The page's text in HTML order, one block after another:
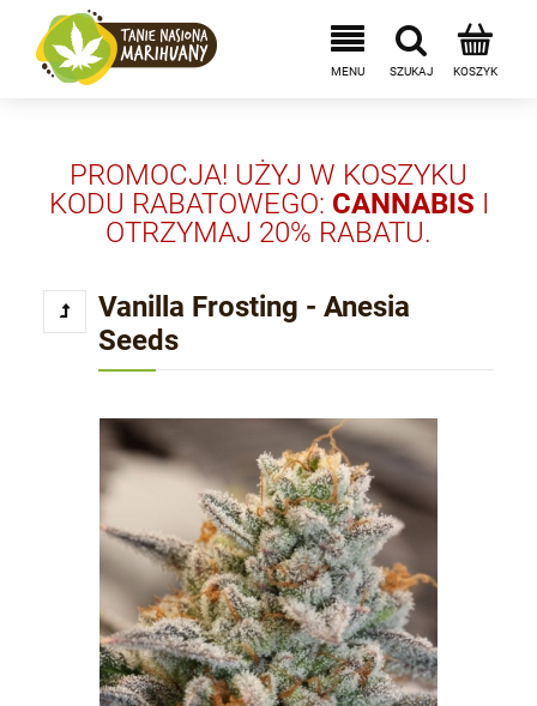
PROMOCJA! UŻYJ W KOSZYKU
KODU RABATOWEGO: CANNABIS I
OTRZYMAJ 20% RABATU.
Vanilla Frosting - Anesia
Seeds